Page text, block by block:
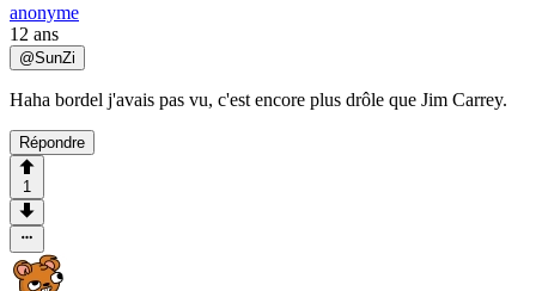
anonyme
12 ans
@SunZi
Haha bordel j'avais pas vu, c'est encore plus drôle que Jim Carrey.
Répondre
1